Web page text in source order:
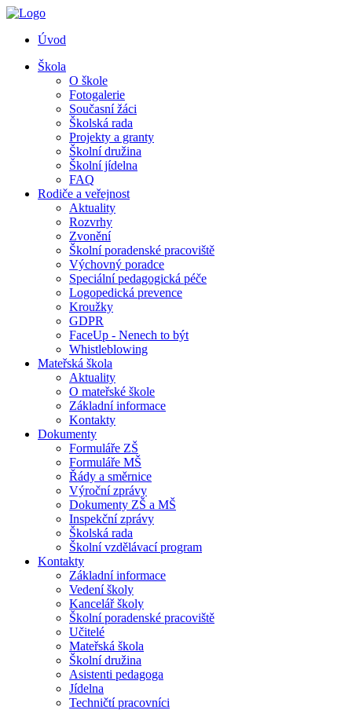
Úvod
Škola
O škole
Fotogalerie
Současní žáci
Školská rada
Projekty a granty
Školní družina
Školní jídelna
FAQ
Rodiče a veřejnost
Aktuality
Rozvrhy
Zvonění
Školní poradenské pracoviště
Výchovný poradce
Speciální pedagogická péče
Logopedická prevence
Kroužky
GDPR
FaceUp - Nenech to být
Whistleblowing
Mateřská škola
Aktuality
O mateřské škole
Základní informace
Kontakty
Dokumenty
Formuláře ZŠ
Formuláře MŠ
Řády a směrnice
Výroční zprávy
Dokumenty ZŠ a MŠ
Inspekční zprávy
Školská rada
Školní vzdělávací program
Kontakty
Základní informace
Vedení školy
Kancelář školy
Školní poradenské pracoviště
Učitelé
Mateřská škola
Školní družina
Asistenti pedagoga
Jídelna
Techničtí pracovníci